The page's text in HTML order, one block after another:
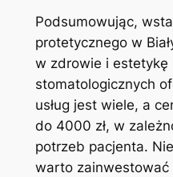
Podsumowując,
protetycznego w
w⁢ zdrowie⁢ i estetykę
stomatologicznych
usług jest‍ wiele, a
do 4000 zł, w⁤
potrzeb⁤ pacjenta.
warto ⁤zainwestować